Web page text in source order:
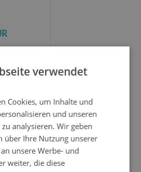
verwendet
Cookies, um Inhalte und
und unseren
analysieren. Wir geben
über Ihre Nutzung unserer
unsere Werbe- und
weiter, die diese